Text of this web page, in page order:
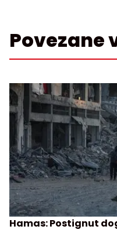
Povezane
Hamas: Postignut